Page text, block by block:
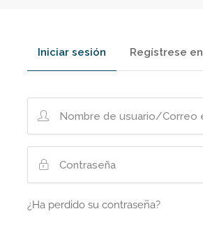
Iniciar sesión Regístrese en
¿Ha perdido su contraseña?